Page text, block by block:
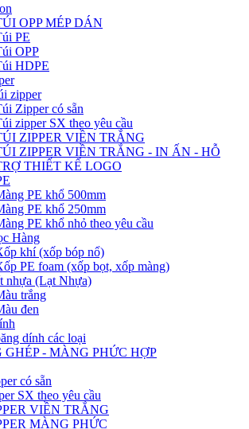
OPP MÉP DÁN
PE
OPP
HDPE
zipper
Zipper có sẵn
zipper SX theo yêu cầu
ZIPPER VIỀN TRẮNG
ZIPPER VIỀN TRẮNG - IN ẤN - HỖ
THIẾT KẾ LOGO
PE khổ 500mm
PE khổ 250mm
PE khổ nhỏ theo yêu cầu
Hàng
khí (xốp bóp nổ)
PE foam (xốp bọt, xốp màng)
nhựa (Lạt Nhựa)
trắng
đen
dính các loại
GHÉP - MÀNG PHỨC HỢP
có sẵn
SX theo yêu cầu
VIỀN TRẮNG
MÀNG PHỨC